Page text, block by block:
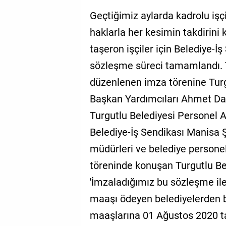
Geçtiğimiz aylarda kadrolu
haklarla her kesimin takdirini
taşeron işçiler için Belediye-
sözleşme süreci
düzenlenen imza törenine
Başkan Yardımcıları Ahmet
Turgutlu Belediyesi Personel
Belediye-İş Sendikası Manisa
müdürleri ve belediye
töreninde konuşan Turgutlu
'İmzaladığımız bu sözleşme
maaşı ödeyen belediyelerden
maaşlarına 01 Ağustos 2020